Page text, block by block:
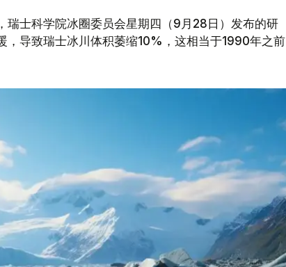
瑞士科学院冰圈委员会星期四（9月28日）发布的研
，导致瑞士冰川体积萎缩10%，这相当于1990年之前